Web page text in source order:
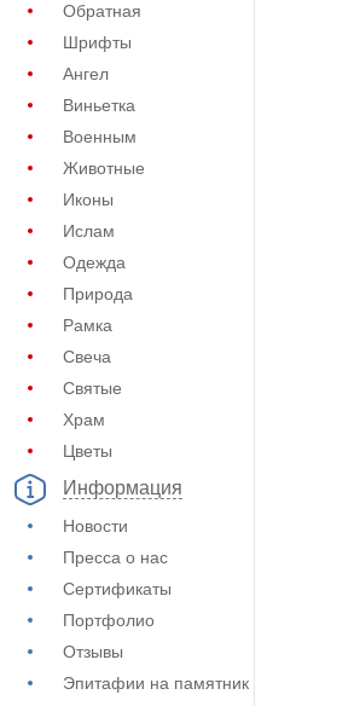
Обратная
Шрифты
Ангел
Виньетка
Военным
Животные
Иконы
Ислам
Одежда
Природа
Рамка
Свеча
Святые
Храм
Цветы
Информация
Новости
Пресса о нас
Сертификаты
Портфолио
Отзывы
Эпитафии на памятник